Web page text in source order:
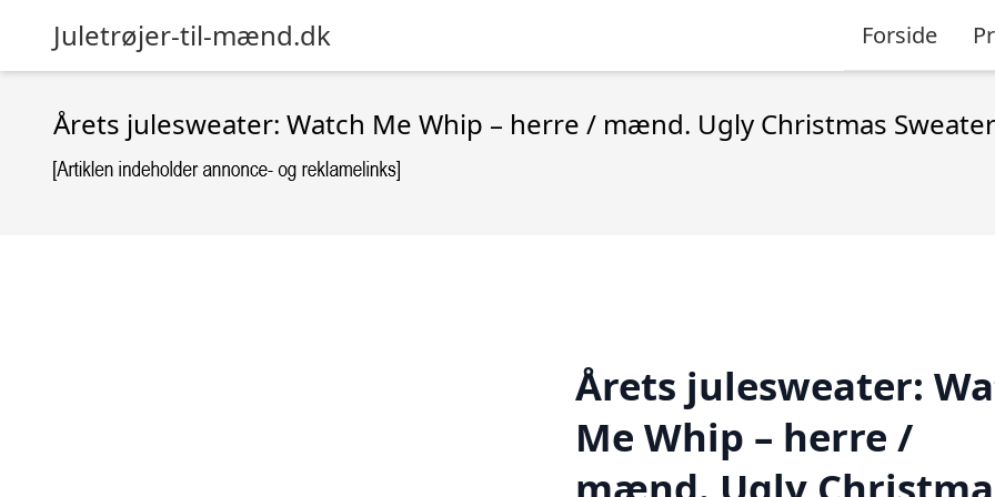
Juletrøjer-til-mænd.dk Forside
Årets julesweater: Watch Me Whip – herre / mænd. Ugly Christmas
Årets julesweater:
Me Whip – herre /